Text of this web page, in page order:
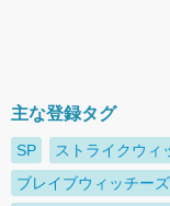
主な登録タグ
SP ストライクウィ
ブレイブウィッチーズ